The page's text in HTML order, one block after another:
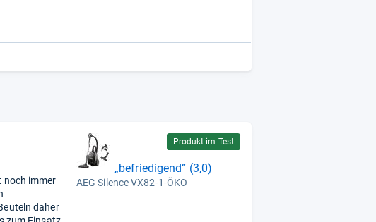
noch immer
daher
Produkt im Test
„befriedigend“ (3,0)
AEG Silence VX82-1-ÖKO